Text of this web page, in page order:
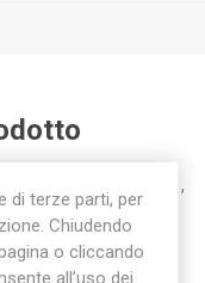
,
polietilene
di terze parti, per
Chiudendo
o cliccando
all’uso dei